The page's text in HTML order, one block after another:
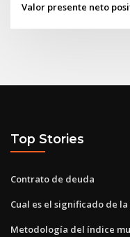
Valor presente neto
Top Stories
Contrato de deuda
Cual es el significado de
Metodología del índice